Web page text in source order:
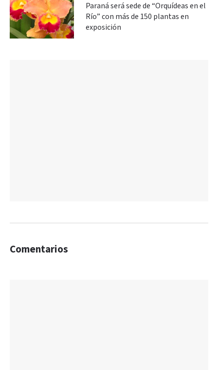
Paraná será sede de “Orquídeas en el
Río” con más de 150 plantas en
exposición
Comentarios